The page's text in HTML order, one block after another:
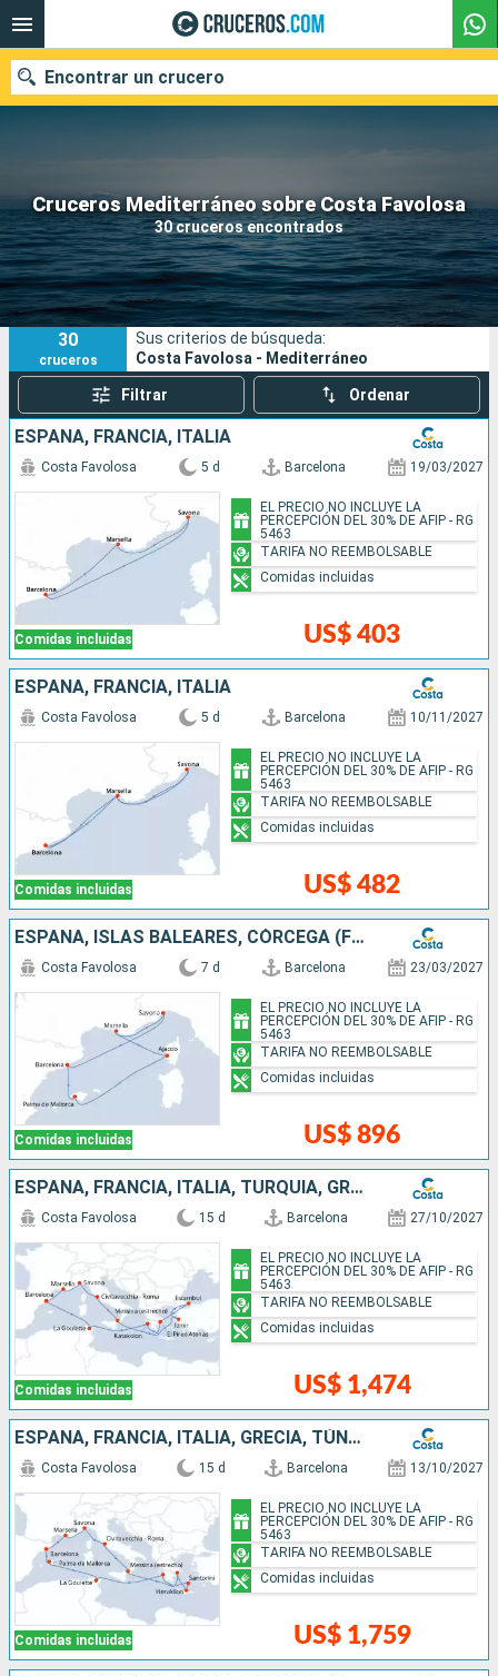
Cruceros Mediterráneo sobre Costa Favolosa
30 cruceros encontrados
Encontrar un crucero
Nuestros destinos
Fecha de salida
Puertos Compañías
Buscar
30
cruceros
Sus criterios de búsqueda:
Costa Favolosa - Mediterráneo
Filtrar Ordenar
ESPAÑA, FRANCIA, ITALIA
Comidas incluidas
Costa Favolosa 5 d Barcelona 19/03/2027
US$ 403
EL PRECIO NO INCLUYE LA
PERCEPCIÓN DEL 30% DE AFIP - RG
5463
TARIFA NO REEMBOLSABLE
Comidas incluidas
ESPAÑA, FRANCIA, ITALIA
Comidas incluidas
Costa Favolosa 5 d Barcelona 10/11/2027
US$ 482
EL PRECIO NO INCLUYE LA
PERCEPCIÓN DEL 30% DE AFIP - RG
5463
TARIFA NO REEMBOLSABLE
Comidas incluidas
ESPAÑA, ISLAS BALEARES, CÓRCEGA (FRANCIA), FRANCIA, ITALIA
Comidas incluidas
Costa Favolosa 7 d Barcelona 23/03/2027
US$ 896
EL PRECIO NO INCLUYE LA
PERCEPCIÓN DEL 30% DE AFIP - RG
5463
TARIFA NO REEMBOLSABLE
Comidas incluidas
ESPAÑA, FRANCIA, ITALIA, TURQUÍA, GRECIA, TÚNEZ
Comidas incluidas
Costa Favolosa 15 d Barcelona 27/10/2027
US$ 1,474
EL PRECIO NO INCLUYE LA
PERCEPCIÓN DEL 30% DE AFIP - RG
5463
TARIFA NO REEMBOLSABLE
Comidas incluidas
ESPAÑA, FRANCIA, ITALIA, GRECIA, TÚNEZ, ISLAS BALEARES
Comidas incluidas
Costa Favolosa 15 d Barcelona 13/10/2027
US$ 1,759
EL PRECIO NO INCLUYE LA
PERCEPCIÓN DEL 30% DE AFIP - RG
5463
TARIFA NO REEMBOLSABLE
Comidas incluidas